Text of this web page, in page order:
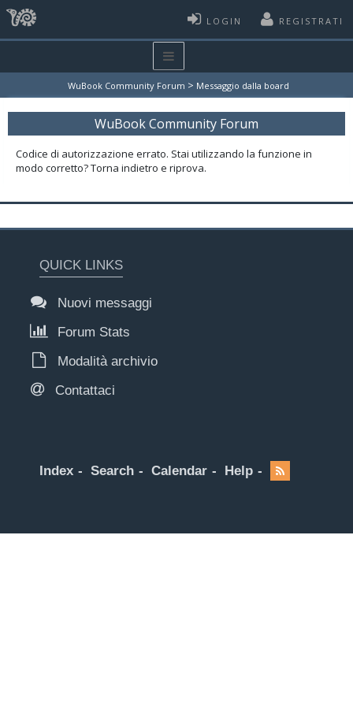
LOGIN REGISTRATI
WuBook Community Forum > Messaggio dalla board
WuBook Community Forum
Codice di autorizzazione errato. Stai utilizzando la funzione in
modo corretto? Torna indietro e riprova.
QUICK LINKS
Nuovi messaggi
Forum Stats
Modalità archivio
Contattaci
Index Search Calendar Help